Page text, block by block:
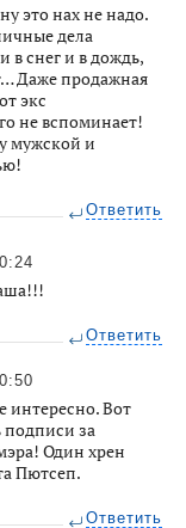
это нах не надо.
дела
в снег и в дождь,
Даже продажная
экс
не вспоминает!
мужской и
Ответить
Ответить
интересно. Вот
подписи за
Один хрен
Пютсеп.
Ответить